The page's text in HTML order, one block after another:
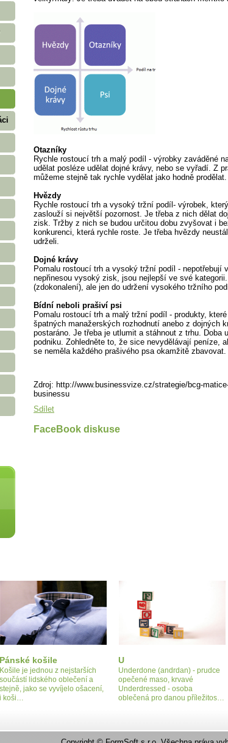
Otazníky
Rychle rostoucí trh a malý podíl - výrobky zaváděné
udělat posléze udělat dojné krávy, nebo se vyřadí. Z
můžeme stejně tak rychle vydělat jako hodně prodělat.
Hvězdy
Rychle rostoucí trh a vysoký tržní podíl- výrobek,
zaslouží si největší pozornost. Je třeba z nich dělat
zisk. Tržby z nich se budou určitou dobu zvyšovat i
konkurenci, která rychle roste. Je třeba hvězdy
udrželi.
Dojné krávy
Pomalu rostoucí trh a vysoký tržní podíl - nepotřebují
nepřinesou vysoký zisk, jsou nejlepší ve své
(zdokonalení), ale jen do udržení vysokého tržního
Bídní neboli prašiví psi
Pomalu rostoucí trh a malý tržní podíl - produkty,
špatných manažerských rozhodnutí anebo z dojných
postaráno. Je třeba je utlumit a stáhnout z trhu. Doba
podniku. Zohledněte to, že sice nevydělávají peníze,
se neměla každého prašivého psa okamžitě zbavovat.
Zdroj: http://www.businessvize.cz/strategie/bcg-
businessu
Sdílet
FaceBook diskuse
Pánské košile
Košile je jednou z nejstarších
součástí lidského oblečení a
stejně, jako se vyvíjelo ošacení,
i koši…
U
Underdone (andrdan) - prudce
opečené maso, krvavé
Underdressed - osoba
oblečená pro danou příležitos…